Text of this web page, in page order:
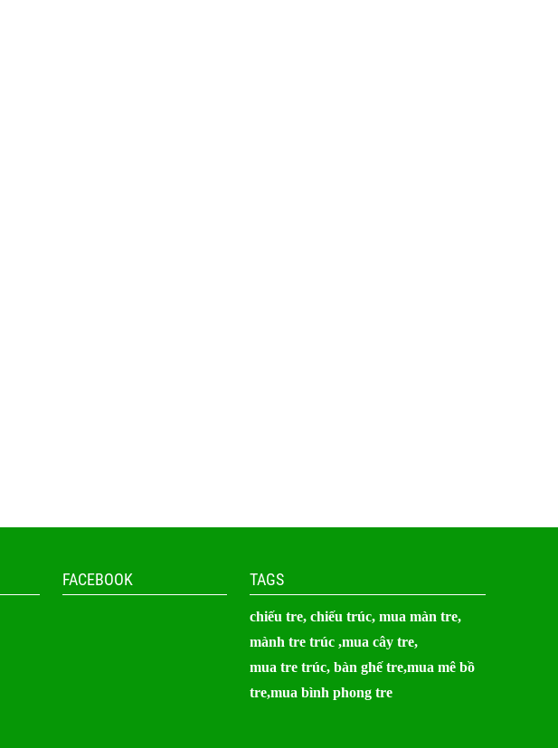
FACEBOOK TAGS
chiếu tre, chiếu trúc, mua màn tre,
mành tre trúc,mua cây tre,
mua tre trúc, bàn ghế tre,mua mê bồ
tre,mua bình phong tre